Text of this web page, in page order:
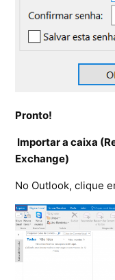
Pronto!
Importar a caixa
Exchange)
No Outlook, clique